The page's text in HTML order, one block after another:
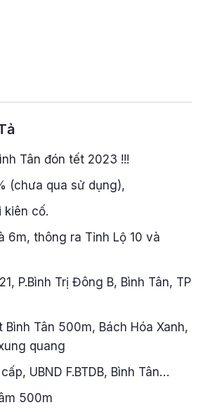
Tân đón tết 2023 !!!
(chưa qua sử dụng),
kiên cố.
6m, thông ra Tỉnh Lộ 10 và
P.Bình Trị Đông B, Bình Tân, TP
Bình Tân 500m, Bách Hóa Xanh,
quang
UBND F.BTDB, Bình Tân…
500m